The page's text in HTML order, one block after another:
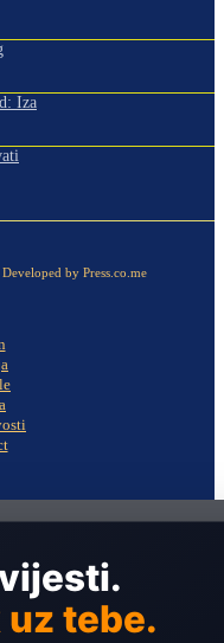
Iza
by Press.co.me
tebe.